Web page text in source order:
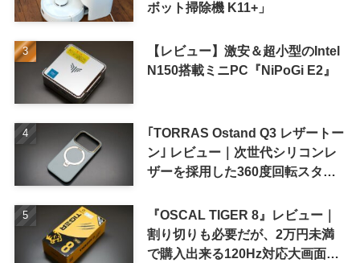
ボット掃除機 K11+」
【レビュー】激安＆超小型のIntel
N150搭載ミニPC『NiPoGi E2』
｢TORRAS Ostand Q3 レザートー
ン｣ レビュー｜次世代シリコンレ
ザーを採用した360度回転スタン
『OSCAL TIGER 8』レビュー｜
割り切りも必要だが、2万円未満
で購入出来る120Hz対応大画面ス